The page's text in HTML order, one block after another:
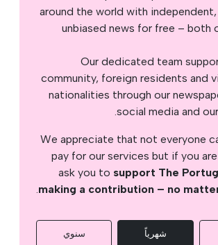
around the world with
unbiased news for free – both
Our dedicated team
community, foreign residents and
nationalities through our
social media and
We appreciate that not everyone
pay for our services but if you
ask you to support The
making a contribution – no
.
شهرياً سنوي